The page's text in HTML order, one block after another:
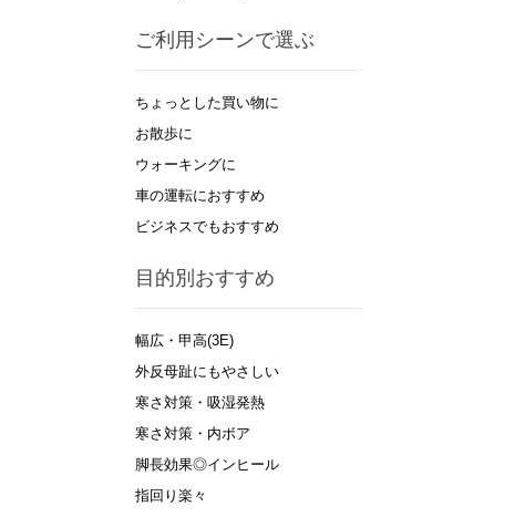
ご利用シーンで選ぶ
ちょっとした買い物に
お散歩に
ウォーキングに
車の運転におすすめ
ビジネスでもおすすめ
目的別おすすめ
幅広・甲高(3E)
外反母趾にもやさしい
寒さ対策・吸湿発熱
寒さ対策・内ボア
脚長効果◎インヒール
指回り楽々